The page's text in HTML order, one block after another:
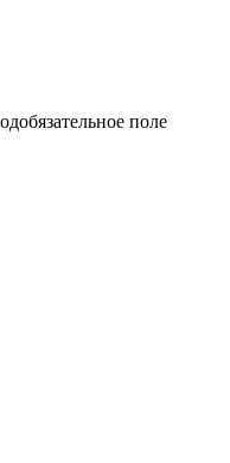
обязательное поле